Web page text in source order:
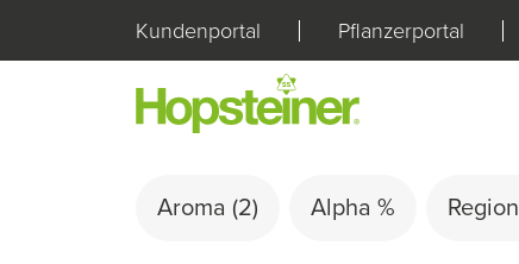
Kundenportal Pflanzerportal
Aroma (2) Alpha % Region